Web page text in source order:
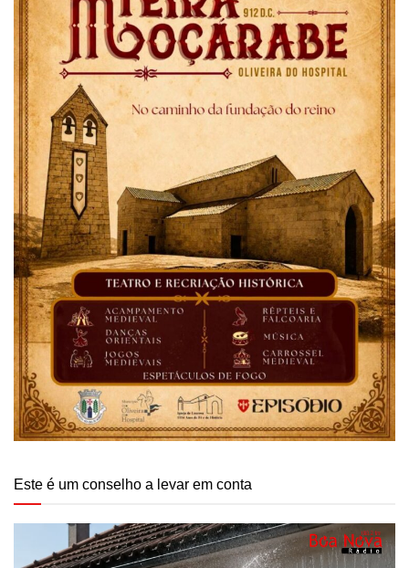
Este é um conselho a levar em conta